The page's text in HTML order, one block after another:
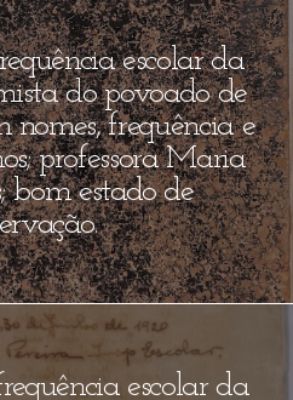
escolar da
do povoado de
nomes, frequência e
professora Maria
bom estado de
escolar da